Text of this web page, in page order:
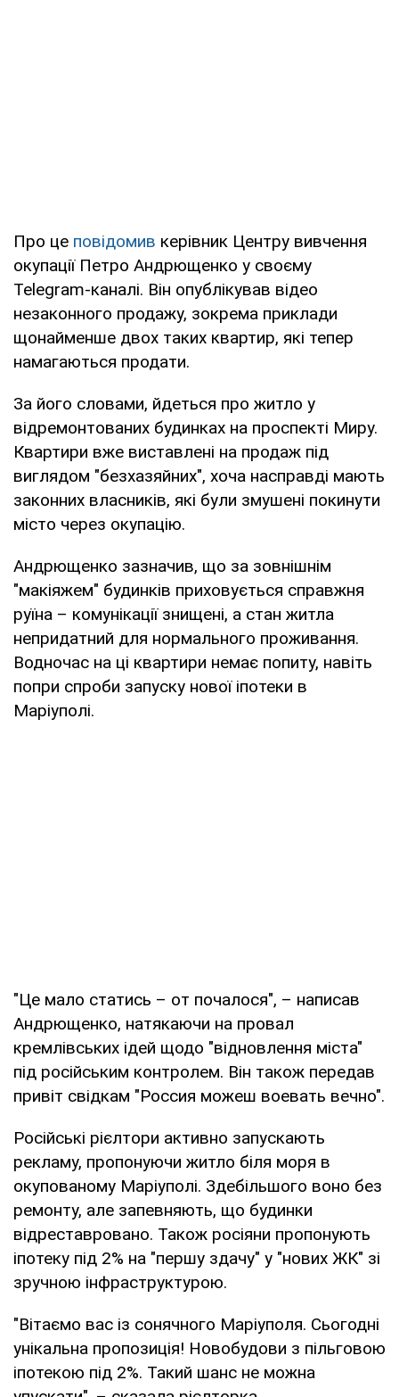
Про це повідомив керівник Центру вивчення
окупації Петро Андрющенко у своєму
Telegram-каналі. Він опублікував відео
незаконного продажу, зокрема приклади
щонайменше двох таких квартир, які тепер
намагаються продати.
За його словами, йдеться про житло у
відремонтованих будинках на проспекті Миру.
Квартири вже виставлені на продаж під
виглядом "безхазяйних", хоча насправді мають
законних власників, які були змушені покинути
місто через окупацію.
Андрющенко зазначив, що за зовнішнім
"макіяжем" будинків приховується справжня
руїна – комунікації знищені, а стан житла
непридатний для нормального проживання.
Водночас на ці квартири немає попиту, навіть
попри спроби запуску нової іпотеки в
Маріуполі.
"Це мало статись – от почалося", – написав
Андрющенко, натякаючи на провал
кремлівських ідей щодо "відновлення міста"
під російським контролем. Він також передав
привіт свідкам "Россия можеш воевать вечно".
Російські рієлтори активно запускають
рекламу, пропонуючи житло біля моря в
окупованому Маріуполі. Здебільшого воно без
ремонту, але запевняють, що будинки
відреставровано. Також росіяни пропонують
іпотеку під 2% на "першу здачу" у "нових ЖК" зі
зручною інфраструктурою.
"Вітаємо вас із сонячного Маріуполя. Сьогодні
унікальна пропозиція! Новобудови з пільговою
іпотекою під 2%. Такий шанс не можна